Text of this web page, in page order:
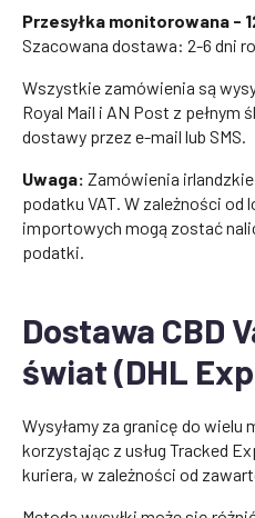
Przesyłka monitorowana -
Szacowana dostawa: 2-6 dni
Wszystkie zamówienia są
Royal Mail i AN Post z pełnym
dostawy przez e-mail lub SMS.
Uwaga: Zamówienia
podatku VAT. W zależności od
importowych mogą zostać
podatki.
Dostawa CBD
świat (DHL
Wysyłamy za granicę do wielu
korzystając z usług Tracked
kuriera, w zależności od